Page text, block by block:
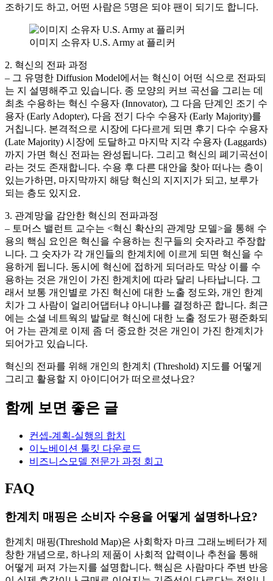
조하기도 하고, 어떤 사람은 5명은 되야 팬이 되기도 합니다.
이미지 소유자 U.S. Army at 플리커
2. 혁신의 전파 과정
– 그 유명한 Diffusion Model에서는 혁신이 어떤 식으로 전파되
는 지 설명해주고 있습니다. 종 모양의 커브 곡선을 그리는 데
최초 수용하는 혁신 수용자 (Innovator), 그 다음 단계인 조기 수
용자 (Early Adopter), 다음 전기 다수 수용자 (Early Majority)를
거칩니다. 본격적으로 시장에 다다르게 되면 후기 다수 수용자
(Late Majority) 시장에 도달하고 마지막 지각 수용자 (Laggards)
까지 가면 혁신 전파는 완성됩니다. 그리고 혁신의 폐기곡선이
라는 것도 존재합니다. 수용 후 다른 대안을 찾아 떠나는 층이
있는가하면, 마지막까지 해당 혁신의 지지지가 되고, 보루가
되는 층도 있지요.
3. 관계망을 감안한 혁신의 전파과정
– 토머스 밸런트 교수는 <혁신 확산의 관계망 모델>을 통해 수
용의 핵심 요인은 혁신을 수용하는 친구들의 숫자라고 주장합
니다. 그 숫자가 각 개인들의 한계치에 이르게 되면 혁신을 수
용하게 됩니다. 동시에 혁신에 접하게 되더라도 막상 이를 수
용하는 것은 개인이 가진 한계치에 따라 달리 나타납니다. 그
래서 보통 개인별로 가진 혁신에 대한 노출 정도와, 개인 한계
치가 그 사람이 얼리어댑터냐 아니냐를 결정하곤 합니다. 최근
에는 소셜 네트웍의 발달로 혁신에 대한 노출 정도가 평준화되
어 가는 관계로 이제 좀 더 중요한 것은 개인이 가진 한계치가
되어가고 있습니다.
혁신의 전파를 위해 개인의 한계치 (Threshold) 지도를 어떻게
그리고 활용할 지 아이디어가 떠오르셨나요?
함께 보면 좋은 글
컨셉-계획-실행의 합치
이노베이션 툴킷 다운로드
비즈니스모델 전문가 과정 회고
FAQ
한계치 매핑은 소비자 수용을 어떻게 설명하나요?
한계치 매핑(Threshold Map)은 사회학자 마크 그래노베터가 제
창한 개념으로, 하나의 제품이 사회적 압력이나 추천을 통해
어떻게 퍼져 가는지를 설명합니다. 핵심은 사람마다 주변 반응